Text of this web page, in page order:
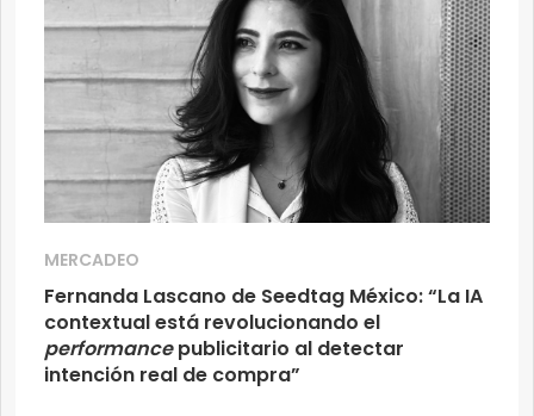
MERCADEO
Fernanda Lascano de Seedtag México: “La IA
contextual está revolucionando el
performancepublicitario al detectar
intención real de compra”